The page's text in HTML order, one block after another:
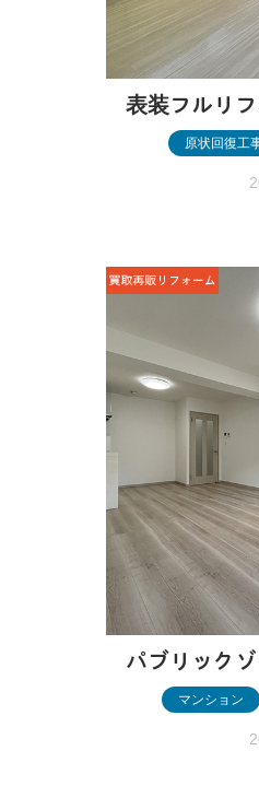
表装フルリ
原状回復工
［前橋市］
件情報 アパート
装フルリフォー
パブリック
マンション